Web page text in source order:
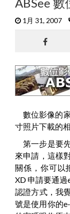
1月 31, 2007
數位影像的
寸照片下載的
第一步是要
來申請，這樣
關係，你可以
XD 申請要通
認證方式，我
號是使用你的